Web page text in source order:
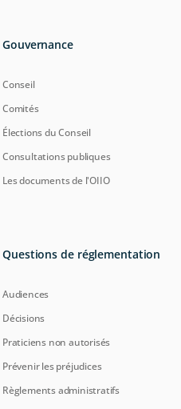
Gouvernance
Conseil
Comités
Élections du Conseil
Consultations publiques
Les documents de l'OIIO
Questions de réglementation
Audiences
Décisions
Praticiens non autorisés
Prévenir les préjudices
Règlements administratifs